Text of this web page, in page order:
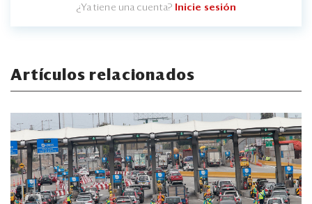
¿Ya tiene una cuenta? Inicie sesión
Artículos relacionados